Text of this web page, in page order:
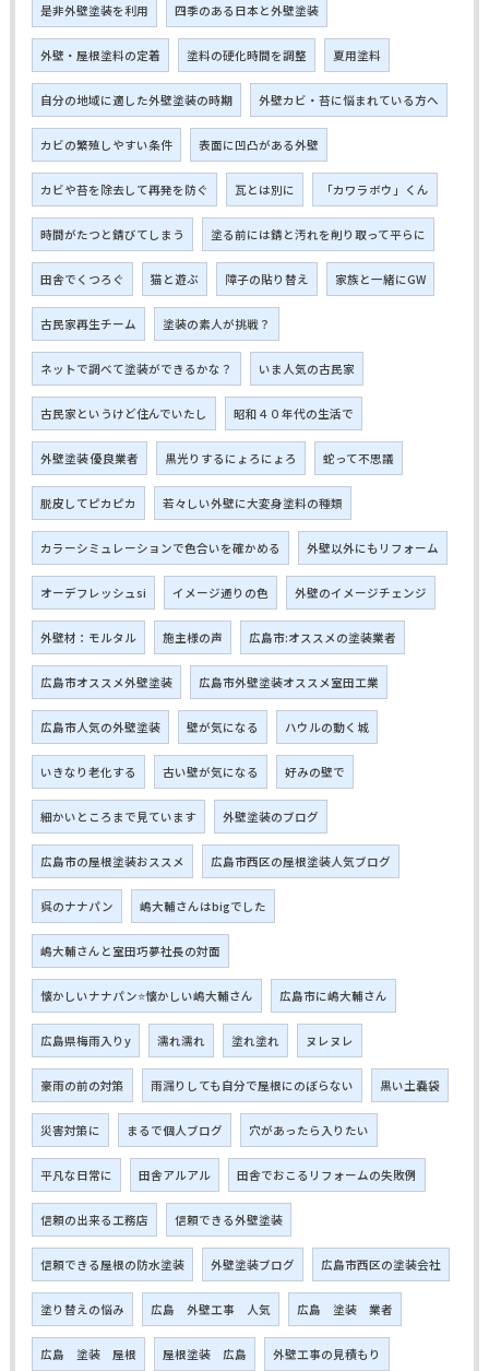
是非外壁塗装を利用 四季のある日本と外壁塗装
外壁・屋根塗料の定着 塗料の硬化時間を調整 夏用塗料
自分の地域に適した外壁塗装の時期 外壁カビ・苔に悩まれている方へ
カビの繁殖しやすい条件 表面に凹凸がある外壁
カビや苔を除去して再発を防ぐ 瓦とは別に 「カワラボウ」くん
時間がたつと錆びてしまう 塗る前には錆と汚れを削り取って平らに
田舎でくつろぐ 猫と遊ぶ 障子の貼り替え 家族と一緒にGW
古民家再生チーム 塗装の素人が挑戦？
ネットで調べて塗装ができるかな？ いま人気の古民家
古民家というけど住んでいたし 昭和４０年代の生活で
外壁塗装 優良業者 黒光りするにょろにょろ 蛇って不思議
脱皮してピカピカ 若々しい外壁に大変身塗料の種類
カラーシミュレーションで色合いを確かめる 外壁以外にもリフォーム
オーデフレッシュsi イメージ通りの色 外壁のイメージチェンジ
外壁材：モルタル 施主様の声 広島市:オススメの塗装業者
広島市オススメ外壁塗装 広島市外壁塗装オススメ室田工業
広島市人気の外壁塗装 壁が気になる ハウルの動く城
いきなり老化する 古い壁が気になる 好みの壁で
細かいところまで見ています 外壁塗装のブログ
広島市の屋根塗装おススメ 広島市西区の屋根塗装人気ブログ
呉のナナパン 嶋大輔さんはbigでした
嶋大輔さんと室田巧夢社長の対面
懐かしいナナパン⭐懐かしい嶋大輔さん 広島市に嶋大輔さん
広島県梅雨入りy 濡れ濡れ 塗れ塗れ ヌレヌレ
豪雨の前の対策 雨漏りしても自分で屋根にのぼらない 黒い土嚢袋
災害対策に まるで個人ブログ 穴があったら入りたい
平凡な日常に 田舎アルアル 田舎でおこるリフォームの失敗例
信頼の出来る工務店 信頼できる外壁塗装
信頼できる屋根の防水塗装 外壁塗装ブログ 広島市西区の塗装会社
塗り替えの悩み 広島 外壁工事 人気 広島 塗装 業者
広島 塗装 屋根 屋根塗装 広島 外壁工事の見積もり